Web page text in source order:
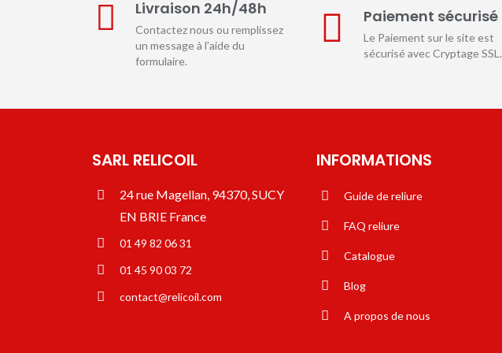
Livraison 24h/48h
Contactez nous ou remplissez
un message à l'aide du
formulaire.
Paiement sécurisé
Le Paiement sur le site est
sécurisé avec Cryptage SSL.
SARL RELICOIL
24 rue Magellan, 94370, SUCY
EN BRIE France
01 49 82 06 31
01 45 90 03 72
contact@relicoil.com
INFORMATIONS
Guide de reliure
FAQ reliure
Catalogue
Blog
A propos de nous